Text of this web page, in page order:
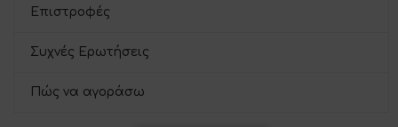
Επιστροφές
Συχνές Ερωτήσεις
Πώς να αγοράσω